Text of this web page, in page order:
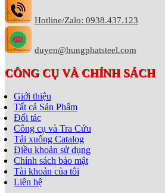
Hotline/Zalo: 0938.437.123
duyen@hungphatsteel.com
CÔNG CỤ VÀ CHÍNH SÁCH
Giới thiệu
Tất cả Sản Phẩm
Đối tác
Công cụ và Tra Cứu
Tải xuống Catalog
Điều khoản sử dụng
Chính sách bảo mật
Tài khoản của tôi
Liên hệ